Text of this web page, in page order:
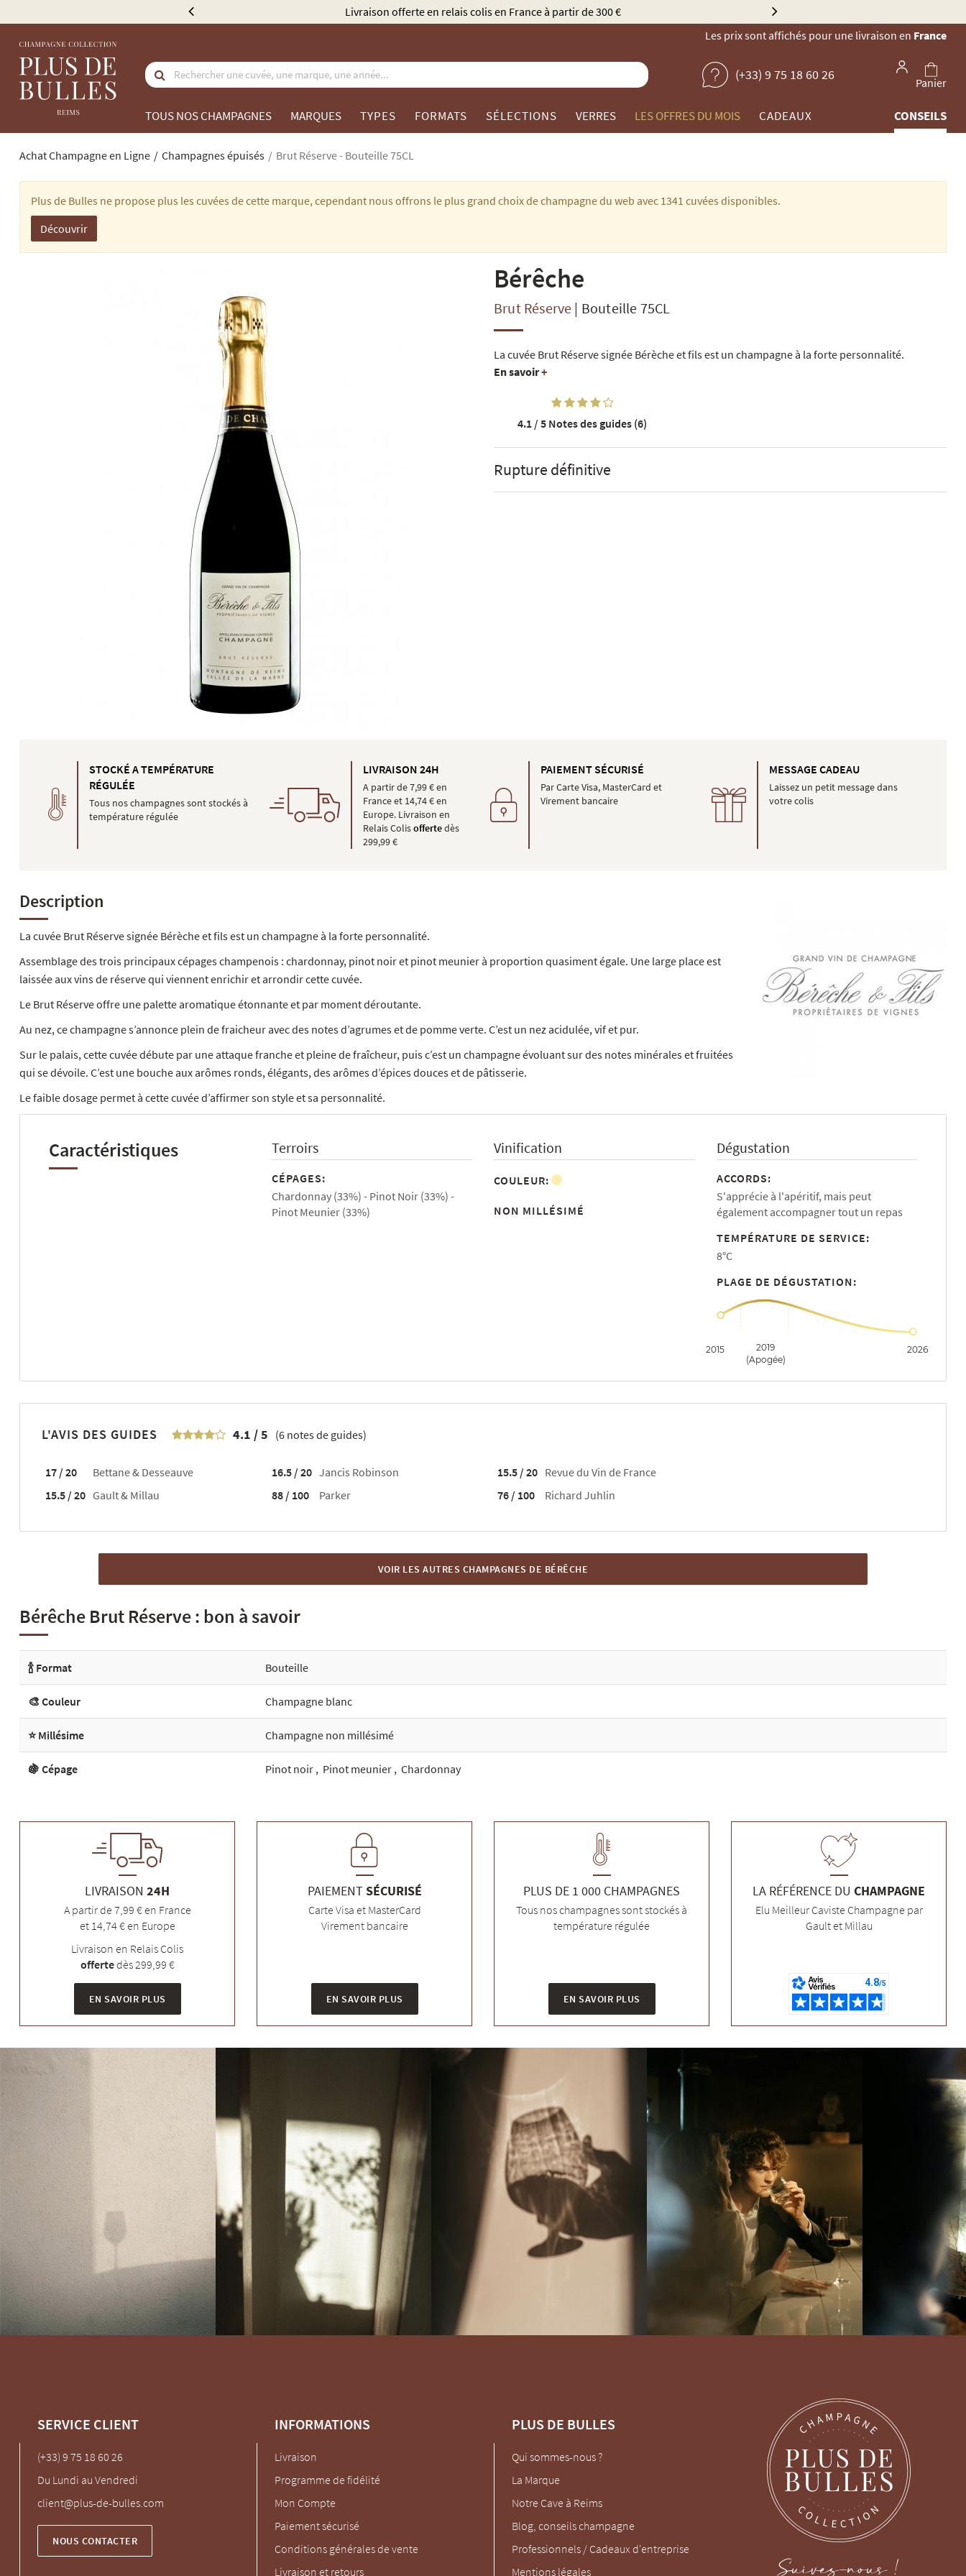
Élu Meilleur Caviste Champagne par Gault & Millau
Les prix sont affichés pour une livraison en France
(+33) 9 75 18 60 26
Panier
TOUS NOS CHAMPAGNES MARQUES TYPES FORMATS SÉLECTIONS VERRES LES OFFRES DU MOIS CADEAUX CONSEILS
Achat Champagne en Ligne Champagnes épuisés Brut Réserve - Bouteille 75CL
Plus de Bulles ne propose plus les cuvées de cette marque, cependant nous offrons le plus grand choix de champagne du web avec 1341 cuvées disponibles.
Découvrir
Bérêche
Brut Réserve | Bouteille 75CL
La cuvée Brut Réserve signée Bérèche et fils est un champagne à la forte personnalité.
En savoir+
4.1 / 5Notes des guides (6)
Rupture définitive
STOCKÉ A TEMPÉRATURE
RÉGULÉE
Tous nos champagnes sont stockés à
température régulée
LIVRAISON 24H
A partir de 7,99 € en
France et 14,74 € en
Europe. Livraison en
Relais Colisoffertedès
299,99 €
PAIEMENT SÉCURISÉ
Par Carte Visa, MasterCard et
Virement bancaire
MESSAGE CADEAU
Laissez un petit message dans
votre colis
Description
La cuvée Brut Réserve signée Bérèche et fils est un champagne à la forte personnalité.
Assemblage des trois principaux cépages champenois : chardonnay, pinot noir et pinot meunier à proportion quasiment égale. Une large place est
laissée aux vins de réserve qui viennent enrichir et arrondir cette cuvée.
Le Brut Réserve offre une palette aromatique étonnante et par moment déroutante.
Au nez, ce champagne s’annonce plein de fraicheur avec des notes d’agrumes et de pomme verte. C’est un nez acidulée, vif et pur.
Sur le palais, cette cuvée débute par une attaque franche et pleine de fraîcheur, puis c’est un champagne évoluant sur des notes minérales et fruitées
qui se dévoile. C’est une bouche aux arômes ronds, élégants, des arômes d’épices douces et de pâtisserie.
Le faible dosage permet à cette cuvée d’affirmer son style et sa personnalité.
Caractéristiques Terroirs
CÉPAGES:
Chardonnay (33%)
Pinot Noir (33%)
Pinot Meunier (33%)
Vinification
COULEUR:
NON MILLÉSIMÉ
Dégustation
ACCORDS:
S'apprécie à l'apéritif, mais peut
également accompagner tout un repas
TEMPÉRATURE DE SERVICE:
8°C
PLAGE DE DÉGUSTATION:
2015
2019
(Apogée)
2026
L'AVIS DES GUIDES 4.1 /5 (6 notes de guides)
17 / 20
Bettane & Desseauve
15.5 / 20 Gault & Millau
16.5 / 20 Jancis Robinson
88 / 100
Parker
15.5 / 20 Revue du Vin de France
76 / 100
Richard Juhlin
VOIR LES AUTRES CHAMPAGNES DE BÉRÊCHE
Bérêche Brut Réserve : bon à savoir
🍾 Format Bouteille
🎨 Couleur Champagne blanc
⭐ Millésime Champagne non millésimé
🍇 Cépage Pinot noir , Pinot meunier , Chardonnay
LIVRAISON 24H
A partir de 7,99 € en France
et 14,74 € en Europe
Livraison en Relais Colis
offertedès 299,99 €
EN SAVOIR PLUS
PAIEMENTSÉCURISÉ
Carte Visa et MasterCard
Virement bancaire
EN SAVOIR PLUS
PLUS DE 1 000 CHAMPAGNES
Tous nos champagnes sont stockés à
température régulée
EN SAVOIR PLUS
LA RÉFÉRENCE DU CHAMPAGNE
Elu Meilleur Caviste Champagne par
Gault et Millau
SERVICE CLIENT
(+33) 9 75 18 60 26
Du Lundi au Vendredi
client@plus-de-bulles.com
NOUS CONTACTER
INFORMATIONS
Livraison
Programme de fidélité
Mon Compte
Paiement sécurisé
Conditions générales de vente
Livraison et retours
PLUS DE BULLES
Qui sommes-nous ?
La Marque
Notre Cave à Reims
Blog, conseils champagne
Professionnels / Cadeaux d'entreprise
Mentions légales
Suivez-nous !